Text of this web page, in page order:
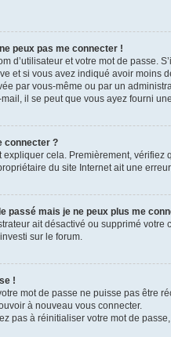
peux pas me connecter !
d’utilisateur et votre mot de passe.
et si vous avez indiqué avoir moins
par vous-même ou par un
mail, il se peut que vous ayez fourni
connecter ?
cela. Premièrement, vérifiez
du site Internet ait une
passé mais je ne peux plus me
ait désactivé ou supprimé
sur le forum.
!
mot de passe ne puisse pas être
à nouveau vous connecter.
pas à réinitialiser votre mot de